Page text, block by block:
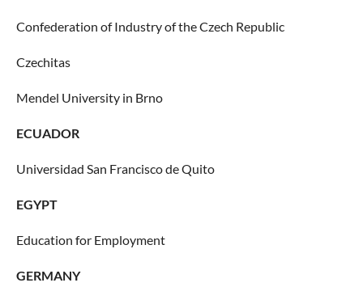
Confederation of Industry of the Czech Republic
Czechitas
Mendel University in Brno
ECUADOR
Universidad San Francisco de Quito
EGYPT
Education for Employment
GERMANY